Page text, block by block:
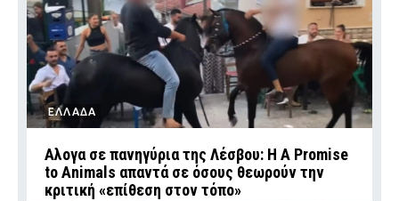
ΕΛΛΑΔΑ
Αλογα σε πανηγύρια της Λέσβου: Η A Promise
to Animals απαντά σε όσους θεωρούν την
κριτική «επίθεση στον τόπο»